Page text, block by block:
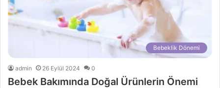
Bebeklik Dönemi
admin 26 Eylül 2024 0
Bebek Bakımında Doğal Ürünlerin Önemi